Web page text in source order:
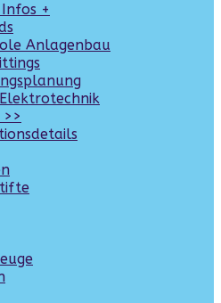
+
Anlagenbau